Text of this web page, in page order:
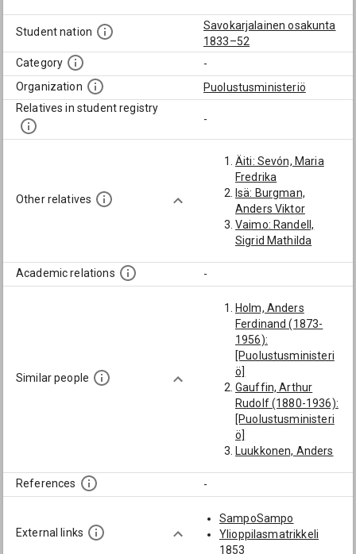
Student nation
Savokarjalainen osakunta
1833–52
Category
-
Organization
Puolustusministeriö
Relatives in student registry
-
Other relatives
Äiti: Sevón, Maria
Fredrika
Isä: Burgman,
Anders Viktor
Vaimo: Randell,
Sigrid Mathilda
Academic relations -
Similar people
Holm, Anders
Ferdinand (1873-
1956):
[Puolustusministeri
ö]
Gauffin, Arthur
Rudolf (1880-1936):
[Puolustusministeri
ö]
Luukkonen, Anders
ö]
Gros, Severin (1871-
1959):
[Puolustusministeri
References -
External links
SampoSampo
Ylioppilasmatrikkeli
1853